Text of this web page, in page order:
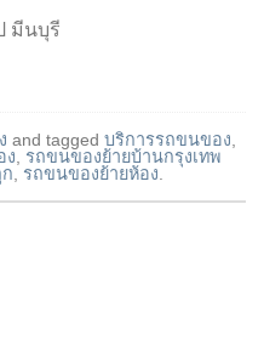
มีนบุรี
and tagged บริการรถขนของ,
ง, รถขนของย้ายบ้านกรุงเทพ
, รถขนของย้ายห้อง.